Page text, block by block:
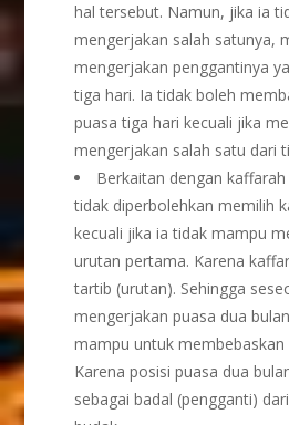
hal tersebut. Namun, jika ia
mengerjakan salah satunya,
mengerjakan penggantinya
tiga hari. Ia tidak boleh
puasa tiga hari kecuali jika
mengerjakan salah satu dari
Berkaitan dengan
tidak diperbolehkan memilih
kecuali jika ia tidak mampu
urutan pertama. Karena
tartib (urutan). Sehingga
mengerjakan puasa dua
mampu untuk membebaskan
Karena posisi puasa dua
sebagai badal (pengganti)